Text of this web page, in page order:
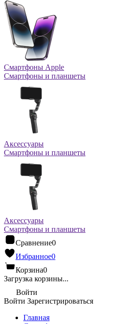
Смартфоны Apple
Смартфоны и планшеты
Аксессуары
Смартфоны и планшеты
Аксессуары
Смартфоны и планшеты
Сравнение0
Избранное0
Корзина0
Загрузка корзины...
Войти
Войти Зарегистрироваться
Главная